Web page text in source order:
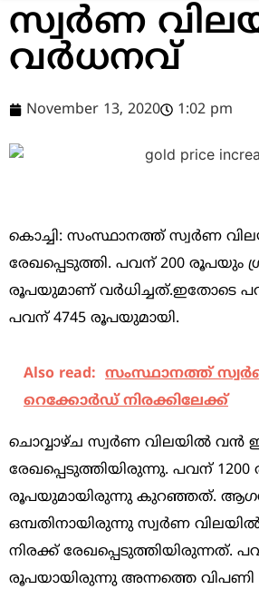
സ്വര്‍ണ
വര്‍ധനവ്
November 13, 2020 1:02 pm
കൊച്ചി: സംസ്ഥാനത്ത് സ്വര്‍ണ
രേഖപ്പെടുത്തി. പവന് 200 രൂപയും
രൂപയുമാണ് വര്‍ധിച്ചത്.ഇതോടെ
പവന് 4745 രൂപയുമായി.
Also read: സംസ്ഥാനത്ത്
റെക്കോര്‍ഡ് നിരക്കിലേക്ക്
ചൊവ്വാഴ്ച സ്വര്‍ണ വിലയില്‍ വന്‍
രേഖപ്പെടുത്തിയിരുന്നു. പവന് 1200
രൂപയുമായിരുന്നു കുറഞ്ഞത്.
ഒമ്പതിനായിരുന്നു സ്വര്‍ണ
നിരക്ക് രേഖപ്പെടുത്തിയിരുന്നത്.
രൂപയായിരുന്നു അന്നത്തെ വിപണി